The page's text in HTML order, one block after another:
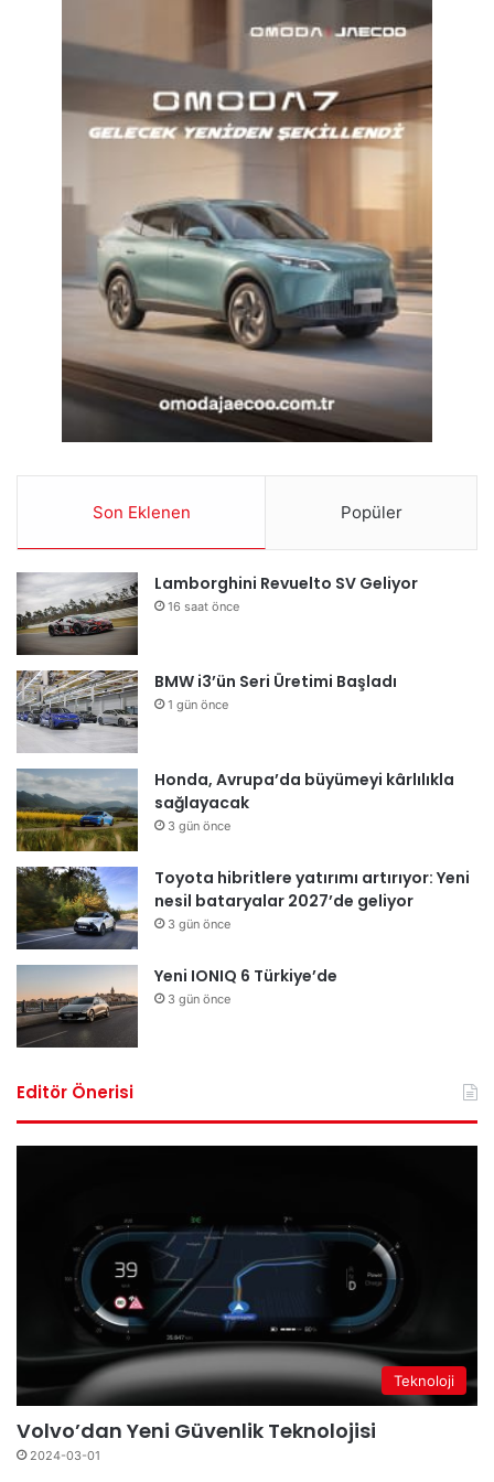
Son Eklenen Popüler
Lamborghini Revuelto SV Geliyor
16 saat önce
BMW i3’ün Seri Üretimi Başladı
1 gün önce
Honda, Avrupa’da büyümeyi kârlılıkla
sağlayacak
3 gün önce
Toyota hibritlere yatırımı artırıyor: Yeni
nesil bataryalar 2027’de geliyor
3 gün önce
Yeni IONIQ 6 Türkiye’de
3 gün önce
Editör Önerisi
Teknoloji
Volvo’dan Yeni Güvenlik Teknolojisi
2024-03-01